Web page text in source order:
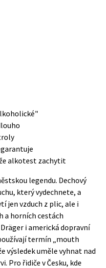
alkotest zachytit
legendu. Dechový
který vydechnete, a
jen vzduch z plic, ale i
a horních cestách
i americká dopravní
termín „mouth
výsledek uměle vyhnat nad
Pro řidiče v Česku, kde